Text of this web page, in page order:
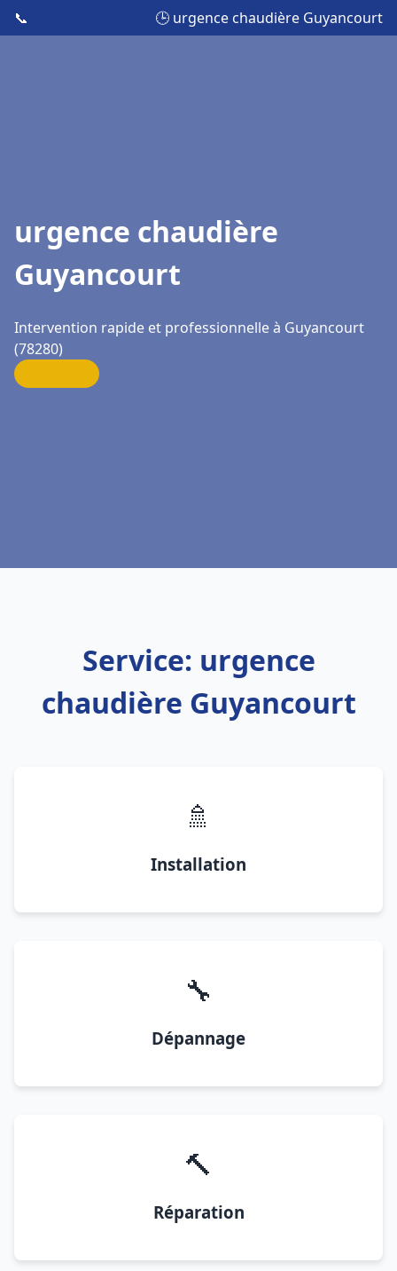
📞 🕒 urgence chaudière Guyancourt
urgence chaudière
Guyancourt
Intervention rapide et professionnelle à Guyancourt
(78280)
Service: urgence
chaudière Guyancourt
🚿
Installation
🔧
Dépannage
🔨
Réparation